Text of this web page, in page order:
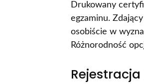
Drukowany
egzaminu.
osobiście w
Różnorodność